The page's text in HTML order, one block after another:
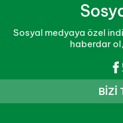
Sosyal medyaya özel
haberdar
BIZI